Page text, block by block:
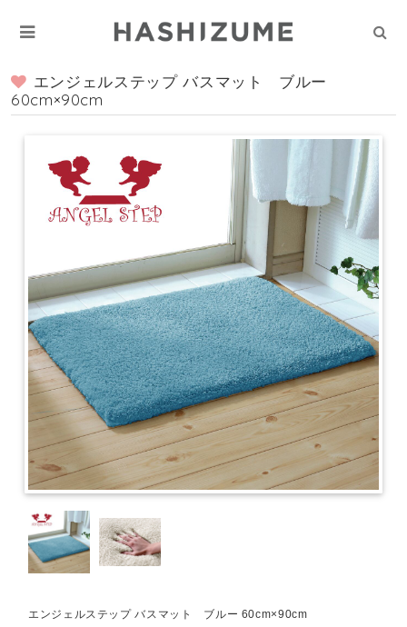
エンジェルステップ バスマット ブルー
60cm×90cm
エンジェルステップ バスマット ブルー 60cm×90cm